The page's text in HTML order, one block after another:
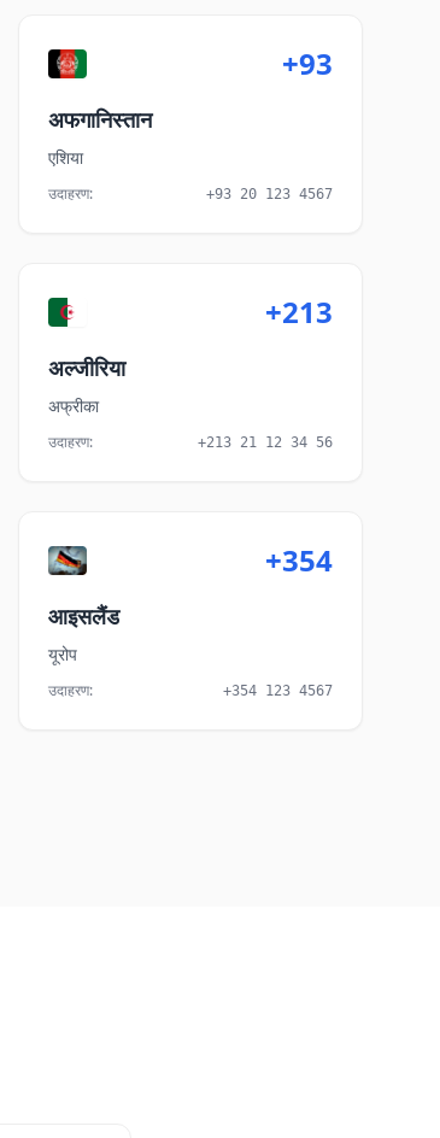
+93
अफगानिस्तान
एशिया
उदाहरण: +93 20 123 4567
+213
अल्जीरिया
अफ्रीका
उदाहरण: +213 21 12 34 56
+354
आइसलैंड
यूरोप
उदाहरण: +354 123 4567